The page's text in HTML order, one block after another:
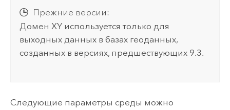
Прежние версии:
Домен XY используется только для
выходных данных в базах геоданных,
созданных в версиях, предшествующих 9.3.
Следующие параметры среды можно